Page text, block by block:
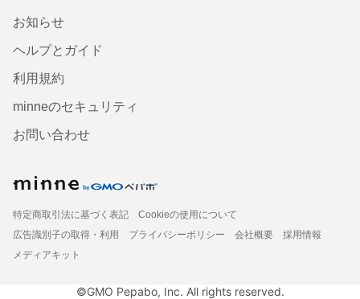
お知らせ
ヘルプとガイド
利用規約
minneのセキュリティ
お問い合わせ
特定商取引法に基づく表記
Cookieの使用について
広告識別子の取得・利用
プライバシーポリシー 会社概要
採用情報
メディアキット
©GMO Pepabo, Inc. All rights reserved.